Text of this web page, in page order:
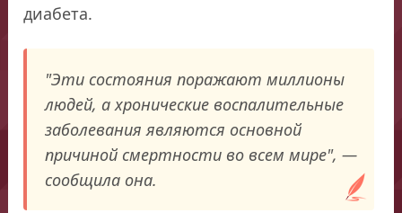
диабета.
"Эти состояния поражают миллионы
людей, а хронические воспалительные
заболевания являются основной
причиной смертности во всем мире", —
сообщила она.